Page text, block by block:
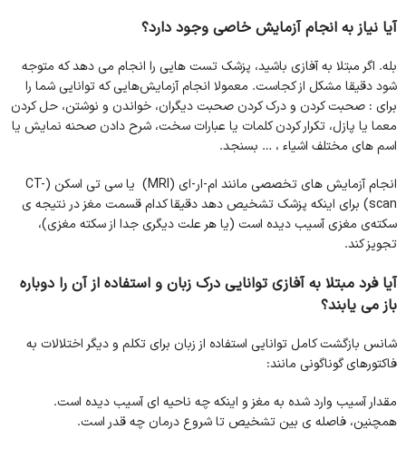
آیا نیاز به انجام آزمایش خاصی وجود دارد؟
بله. اگر مبتلا به آفازی باشید، پزشک تست هایی را انجام می دهد که متوجه
شود دقیقا مشکل از کجاست. معمولا انجام آزمایش‌هایی که توانایی شما را
برای : صحبت کردن و درک کردن صحبت دیگران، خواندن و نوشتن، حل کردن
معما یا پازل، تکرار کردن کلمات یا عبارات سخت، شرح دادن صحنه نمایش یا
اسم های مختلف اشیاء ، … بسنجد.
انجام آزمایش های تخصصی مانند ام-ار-ای (MRI) یا سی تی اسکن (CT-
scan) برای اینکه پزشک تشخیص دهد دقیقا کدام قسمت مغز در نتیجه ی
سکته‌ی مغزی آسیب دیده است (یا هر علت دیگری جدا از سکته مغزی)،
تجویز کند.
آیا فرد مبتلا به آفازی توانایی درک زبان و استفاده از آن را دوباره
باز می یابند؟
شانس بازگشت کامل توانایی استفاده از زبان برای تکلم و دیگر اختلالات به
فاکتورهای گوناگونی مانند:
مقدار آسیب وارد شده به مغز و اینکه چه ناحیه ای آسیب دیده است.
همچنین، فاصله ی بین تشخیص تا شروع درمان چه قدر است.